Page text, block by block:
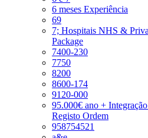
6 meses Experiência
69
7; Hospitais NHS &
Package
7400-230
7750
8200
8600-174
9120-000
95.000€ ano +
Registo Ordem
958754521